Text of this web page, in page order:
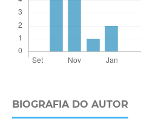
BIOGRAFIA DO AUTOR